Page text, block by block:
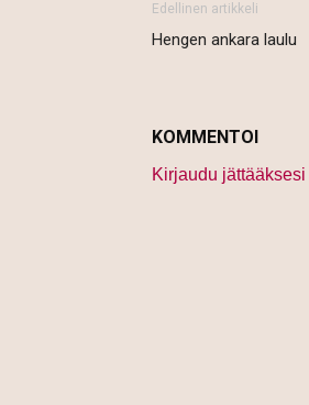
Edellinen artikkeli
Hengen ankara laulu
KOMMENTOI
Kirjaudu